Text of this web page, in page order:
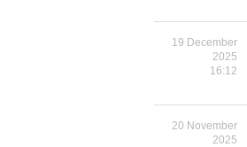
19 December
2025
16:12
20 November
2025